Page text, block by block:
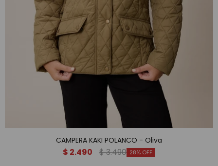
CAMPERA KAKI POLANCO - Oliva
$ 2.490 $3.490 28